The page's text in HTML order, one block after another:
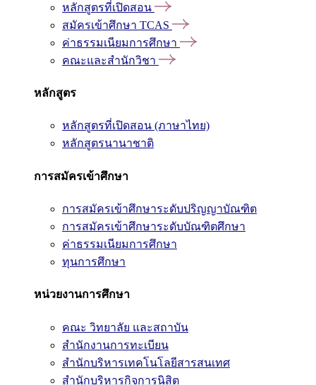
หลักสูตรที่เปิดสอน
สมัครเข้าศึกษา TCAS
ค่าธรรมเนียมการศึกษา
คณะและสำนักวิชา
หลักสูตร
หลักสูตรที่เปิดสอน (ภาษาไทย)
หลักสูตรนานาชาติ
การสมัครเข้าศึกษา
การสมัครเข้าศึกษาระดับปริญญาบัณฑิต
การสมัครเข้าศึกษาระดับบัณฑิตศึกษา
ค่าธรรมเนียมการศึกษา
ทุนการศึกษา
หน่วยงานการศึกษา
คณะ วิทยาลัย และสถาบัน
สำนักงานการทะเบียน
สำนักบริหารเทคโนโลยีสารสนเทศ
สำนักบริหารกิจการนิสิต